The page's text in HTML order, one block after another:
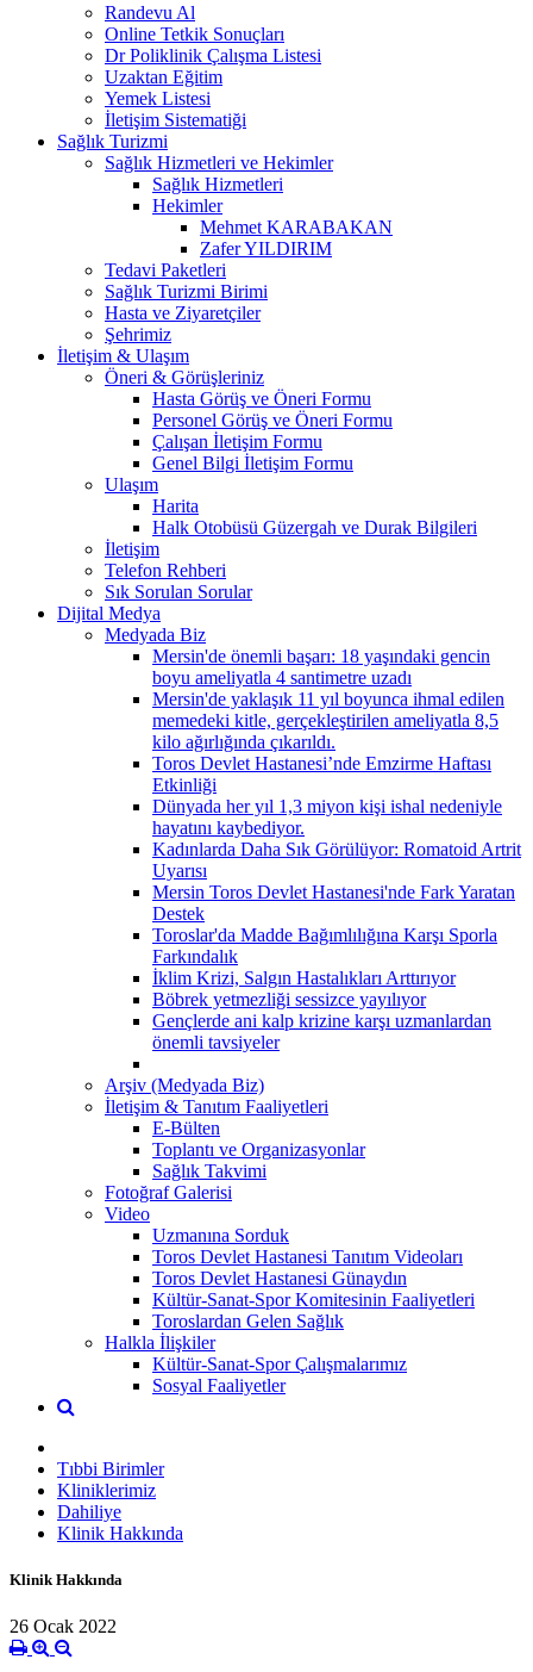
Randevu Al
Online Tetkik Sonuçları
Dr Poliklinik Çalışma Listesi
Uzaktan Eğitim
Yemek Listesi
İletişim Sistematiği
Sağlık Turizmi
Sağlık Hizmetleri ve Hekimler
Sağlık Hizmetleri
Hekimler
Mehmet KARABAKAN
Zafer YILDIRIM
Tedavi Paketleri
Sağlık Turizmi Birimi
Hasta ve Ziyaretçiler
Şehrimiz
İletişim & Ulaşım
Öneri & Görüşleriniz
Hasta Görüş ve Öneri Formu
Personel Görüş ve Öneri Formu
Çalışan İletişim Formu
Genel Bilgi İletişim Formu
Ulaşım
Harita
Halk Otobüsü Güzergah ve Durak Bilgileri
İletişim
Telefon Rehberi
Sık Sorulan Sorular
Dijital Medya
Medyada Biz
Mersin'de önemli başarı: 18 yaşındaki gencin
boyu ameliyatla 4 santimetre uzadı
Mersin'de yaklaşık 11 yıl boyunca ihmal edilen
memedeki kitle, gerçekleştirilen ameliyatla 8,5
kilo ağırlığında çıkarıldı.
Toros Devlet Hastanesi’nde Emzirme Haftası
Etkinliği
Dünyada her yıl 1,3 miyon kişi ishal nedeniyle
hayatını kaybediyor.
Kadınlarda Daha Sık Görülüyor: Romatoid Artrit
Uyarısı
Mersin Toros Devlet Hastanesi'nde Fark Yaratan
Destek
Toroslar'da Madde Bağımlılığına Karşı Sporla
Farkındalık
İklim Krizi, Salgın Hastalıkları Arttırıyor
Böbrek yetmezliği sessizce yayılıyor
Gençlerde ani kalp krizine karşı uzmanlardan
önemli tavsiyeler
Arşiv (Medyada Biz)
İletişim & Tanıtım Faaliyetleri
E-Bülten
Toplantı ve Organizasyonlar
Sağlık Takvimi
Fotoğraf Galerisi
Video
Uzmanına Sorduk
Toros Devlet Hastanesi Tanıtım Videoları
Toros Devlet Hastanesi Günaydın
Kültür-Sanat-Spor Komitesinin Faaliyetleri
Toroslardan Gelen Sağlık
Halkla İlişkiler
Kültür-Sanat-Spor Çalışmalarımız
Sosyal Faaliyetler
Tıbbi Birimler
Kliniklerimiz
Dahiliye
Klinik Hakkında
Klinik Hakkında
26 Ocak 2022